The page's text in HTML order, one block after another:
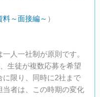
～面接編～ ）
人一社制が原則です。
生徒が複数応募を希望
に限り、同時に2社まで
当者は、この時期の変化